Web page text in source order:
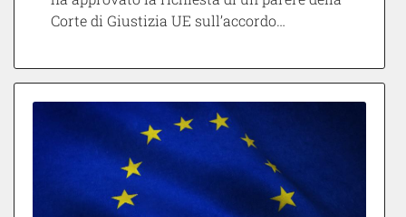
Corte di Giustizia UE sull’accordo…